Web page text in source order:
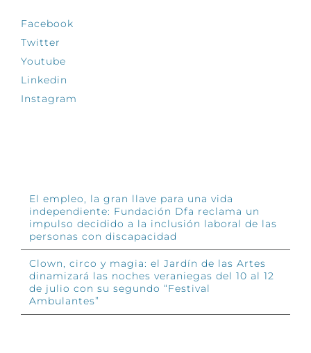
Facebook
Twitter
Youtube
Linkedin
Instagram
El empleo, la gran llave para una vida
independiente: Fundación Dfa reclama un
impulso decidido a la inclusión laboral de las
personas con discapacidad
Clown, circo y magia: el Jardín de las Artes
dinamizará las noches veraniegas del 10 al 12
de julio con su segundo “Festival
Ambulantes”